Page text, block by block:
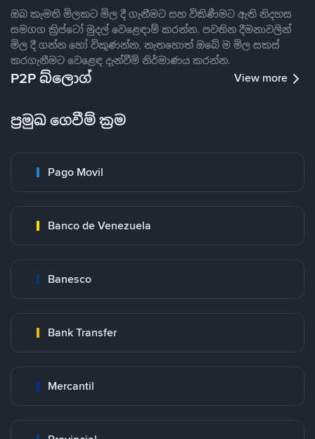
ඔබ කැමති මිලකට මිල දී ගැනීමට සහ විකිණීමට ඇති නිදහස
සමගග ක්‍රිප්ටෝ මුදල් වෙළෙඳාම් කරන්න. පවතින දීමනාවලින්
මිල දී ගන්න හෝ විකුණන්න, නැතහොත් ඔබේ ම මිල සකස්
කරගැනීමට වෙළෙඳ දැන්වීම් නිර්මාණය කරන්න.
P2P බ්ලොග් View more
ප්‍රමුඛ ගෙවීම් ක්‍රම
Pago Movil
Banco de Venezuela
Banesco
Bank Transfer
Mercantil